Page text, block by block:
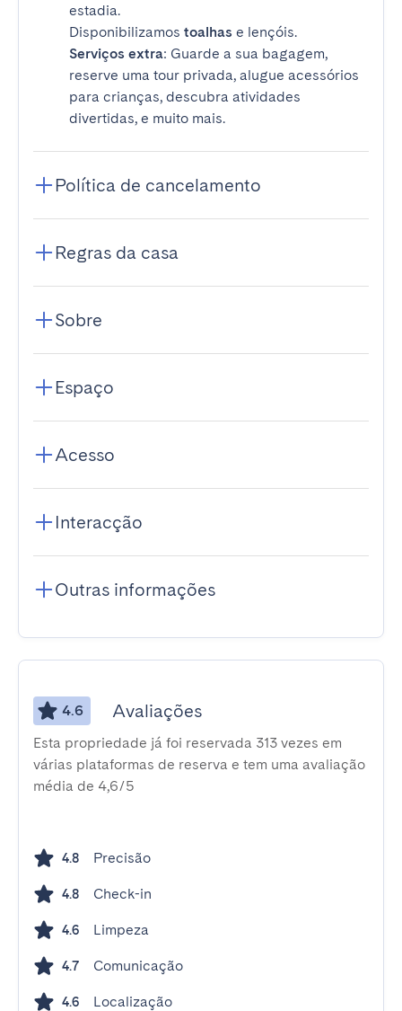
estadia.
Disponibilizamos toalhas e lençóis.
Serviços extra: Guarde a sua bagagem,
reserve uma tour privada, alugue acessórios
para crianças, descubra atividades
divertidas, e muito mais.
Política de cancelamento
Regras da casa
Sobre
Espaço
Acesso
Interacção
Outras informações
4.6 Avaliações
Esta propriedade já foi reservada 313 vezes em
várias plataformas de reserva e tem uma avaliação
média de 4,6/5
4.8 Precisão
4.8 Check-in
4.6 Limpeza
4.7 Comunicação
4.6 Localização